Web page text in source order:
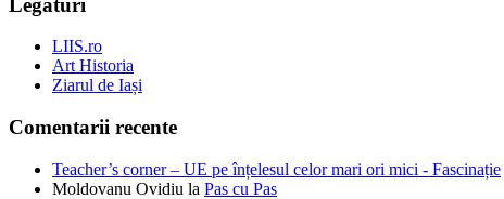
LIIS.ro
Art Historia
Ziarul de Iași
Comentarii recente
Teacher’s corner – UE pe înțelesul celor mari ori mici - Fascinație
Moldovanu Ovidiu la Pas cu Pas